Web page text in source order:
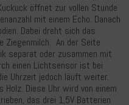
öffnet zur vollen Stunde
mit einem Echo. Danach
Dabei dreht sich das
Ziegenmilch. An der Seite
separat oder zusammen mit
einen Lichtsensor ist bei
Uhrzeit jedoch läuft weiter.
Diese Uhr wird von einem
das drei 1,5V Batterien